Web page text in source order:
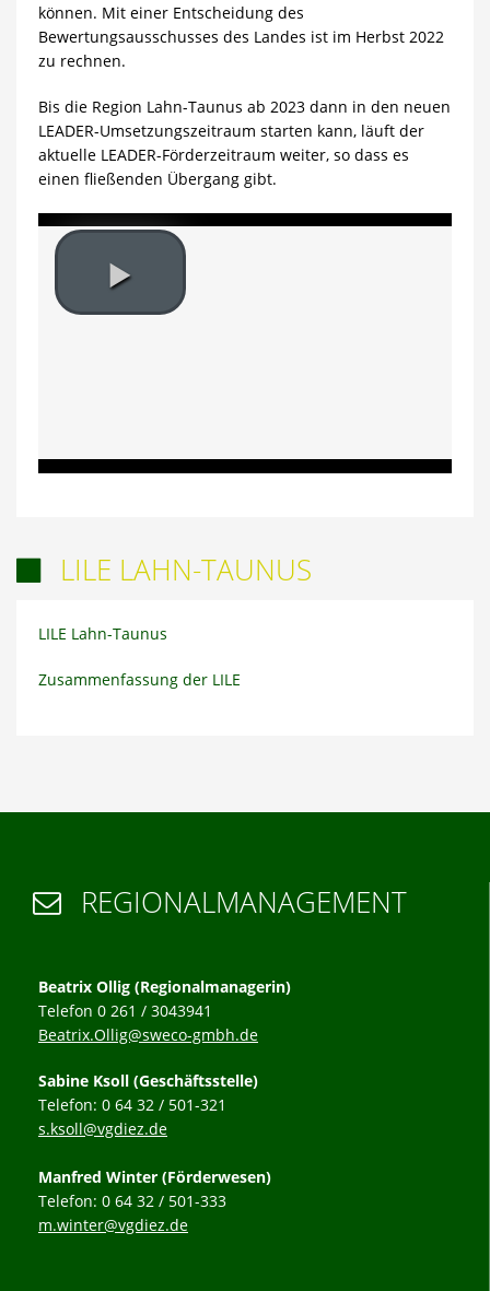
können. Mit einer Entscheidung des
Bewertungsausschusses des Landes ist im Herbst 2022
zu rechnen.
Bis die Region Lahn-Taunus ab 2023 dann in den neuen
LEADER-Umsetzungszeitraum starten kann, läuft der
aktuelle LEADER-Förderzeitraum weiter, so dass es
einen fließenden Übergang gibt.
LILE LAHN-TAUNUS
LILE Lahn-Taunus
Zusammenfassung der LILE
 REGIONALMANAGEMENT
Beatrix Ollig (Regionalmanagerin)
Telefon 0 261 / 3043941
Beatrix.Ollig@sweco-gmbh.de
Sabine Ksoll (Geschäftsstelle)
Telefon: 0 64 32 / 501-321
s.ksoll@vgdiez.de
Manfred Winter (Förderwesen)
Telefon: 0 64 32 / 501-333
m.winter@vgdiez.de